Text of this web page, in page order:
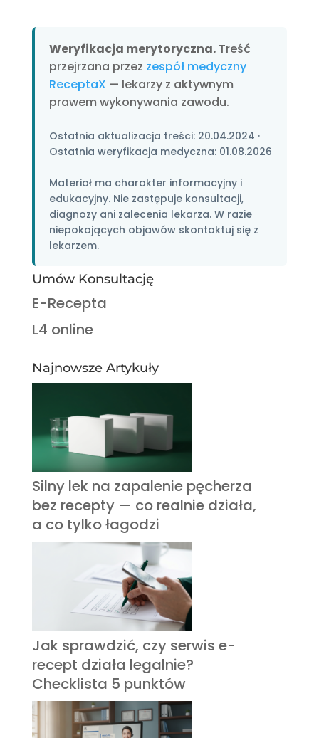
Weryfikacja merytoryczna.Treść
przejrzana przez zespół medyczny
ReceptaX — lekarzy z aktywnym
prawem wykonywania zawodu.
Ostatnia aktualizacja treści: 20.04.2024 ·
Ostatnia weryfikacja medyczna: 01.08.2026
Materiał ma charakter informacyjny i
edukacyjny. Nie zastępuje konsultacji,
diagnozy ani zalecenia lekarza. W razie
niepokojących objawów skontaktuj się z
lekarzem.
Umów Konsultację
E-Recepta
L4 online
Najnowsze Artykuły
Silny lek na zapalenie pęcherza
bez recepty — co realnie działa,
a co tylko łagodzi
Jak sprawdzić, czy serwis e-
recept działa legalnie?
Checklista 5 punktów